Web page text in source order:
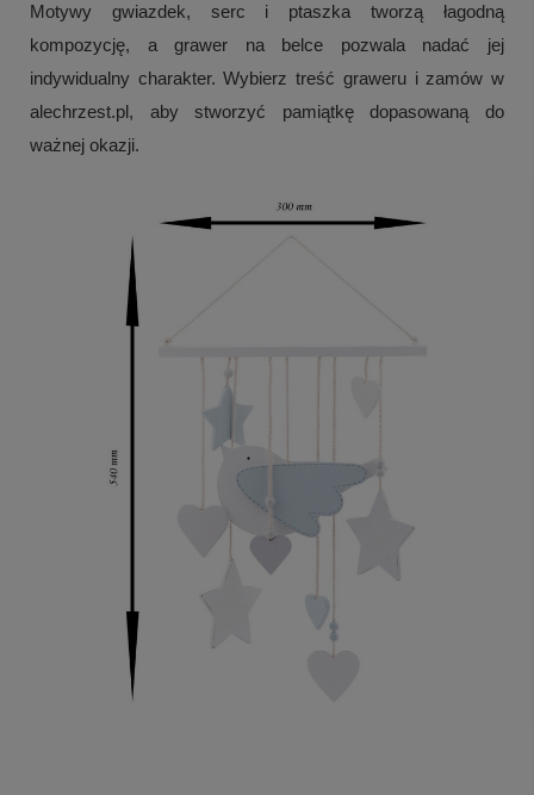
Motywy gwiazdek, serc i ptaszka tworzą łagodną
kompozycję, a grawer na belce pozwala nadać jej
indywidualny charakter. Wybierz treść graweru i zamów w
alechrzest.pl, aby stworzyć pamiątkę dopasowaną do
ważnej okazji.